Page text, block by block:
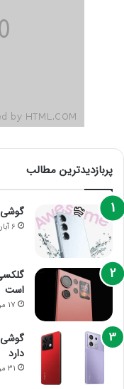
پربازدیدترین مطالب
گوشی Galaxy A56 با دوربین بهتر همراه است
6 آبان 1403
است
17 مرداد 1403
دارد
31 مرداد 1403